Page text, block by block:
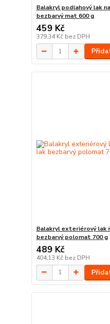
Balakryl podlahový lak
bezbarvý mat 600 g
459 Kč
379,34 Kč bez DPH
Balakryl exteriérový lak
bezbarvý polomat 700 g
489 Kč
404,13 Kč bez DPH